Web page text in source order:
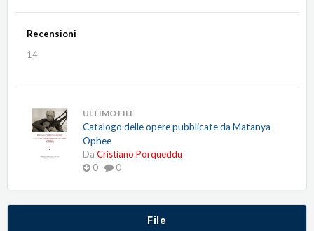
Recensioni
14
ULTIMO FILE
Catalogo delle opere pubblicate da Matanya
Ophee
Da Cristiano Porqueddu
0
0
File